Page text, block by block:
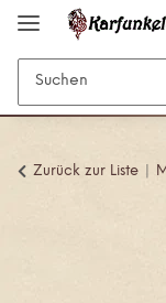
Zurück zur Liste